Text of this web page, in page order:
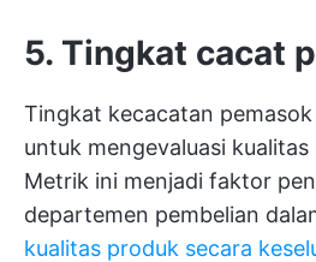
5. Tingkat cacat
Tingkat kecacatan
untuk mengevaluasi
Metrik ini menjadi faktor
departemen pembelian
kualitas produk secara